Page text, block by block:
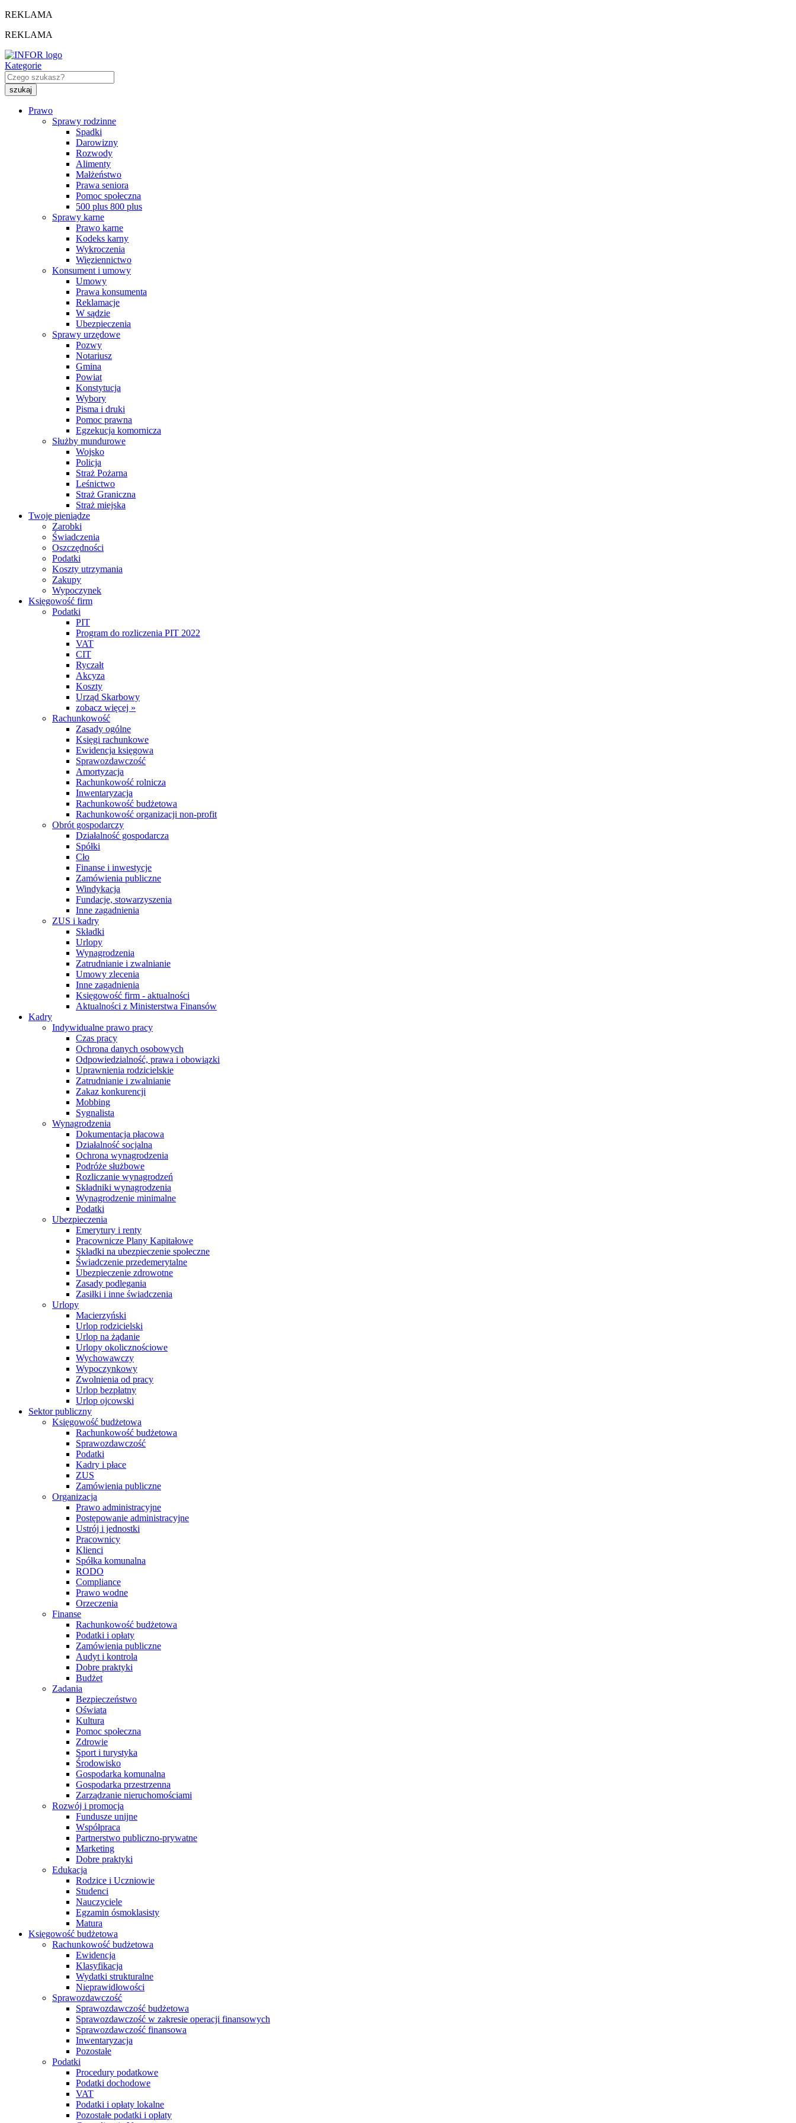
REKLAMA
REKLAMA
Kategorie
Prawo
Sprawy rodzinne
Spadki
Darowizny
Rozwody
Alimenty
Małżeństwo
Prawa seniora
Pomoc społeczna
500 plus 800 plus
Sprawy karne
Prawo karne
Kodeks karny
Wykroczenia
Więziennictwo
Konsument i umowy
Umowy
Prawa konsumenta
Reklamacje
W sądzie
Ubezpieczenia
Sprawy urzędowe
Pozwy
Notariusz
Gmina
Powiat
Konstytucja
Wybory
Pisma i druki
Pomoc prawna
Egzekucja komornicza
Służby mundurowe
Wojsko
Policja
Straż Pożarna
Leśnictwo
Straż Graniczna
Straż miejska
Twoje pieniądze
Zarobki
Świadczenia
Oszczędności
Podatki
Koszty utrzymania
Zakupy
Wypoczynek
Księgowość firm
Podatki
PIT
Program do rozliczenia PIT 2022
VAT
CIT
Ryczałt
Akcyza
Koszty
Urząd Skarbowy
zobacz więcej »
Rachunkowość
Zasady ogólne
Księgi rachunkowe
Ewidencja księgowa
Sprawozdawczość
Amortyzacja
Rachunkowość rolnicza
Inwentaryzacja
Rachunkowość budżetowa
Rachunkowość organizacji non-profit
Obrót gospodarczy
Działalność gospodarcza
Spółki
Cło
Finanse i inwestycje
Zamówienia publiczne
Windykacja
Fundacje, stowarzyszenia
Inne zagadnienia
ZUS i kadry
Składki
Urlopy
Wynagrodzenia
Zatrudnianie i zwalnianie
Umowy zlecenia
Inne zagadnienia
Księgowość firm - aktualności
Aktualności z Ministerstwa Finansów
Kadry
Indywidualne prawo pracy
Czas pracy
Ochrona danych osobowych
Odpowiedzialność, prawa i obowiązki
Uprawnienia rodzicielskie
Zatrudnianie i zwalnianie
Zakaz konkurencji
Mobbing
Sygnalista
Wynagrodzenia
Dokumentacja płacowa
Działalność socjalna
Ochrona wynagrodzenia
Podróże służbowe
Rozliczanie wynagrodzeń
Składniki wynagrodzenia
Wynagrodzenie minimalne
Podatki
Ubezpieczenia
Emerytury i renty
Pracownicze Plany Kapitałowe
Składki na ubezpieczenie społeczne
Świadczenie przedemerytalne
Ubezpieczenie zdrowotne
Zasady podlegania
Zasiłki i inne świadczenia
Urlopy
Macierzyński
Urlop rodzicielski
Urlop na żądanie
Urlopy okolicznościowe
Wychowawczy
Wypoczynkowy
Zwolnienia od pracy
Urlop bezpłatny
Urlop ojcowski
Sektor publiczny
Księgowość budżetowa
Rachunkowość budżetowa
Sprawozdawczość
Podatki
Kadry i płace
ZUS
Zamówienia publiczne
Organizacja
Prawo administracyjne
Postępowanie administracyjne
Ustrój i jednostki
Pracownicy
Klienci
Spółka komunalna
RODO
Compliance
Prawo wodne
Orzeczenia
Finanse
Rachunkowość budżetowa
Podatki i opłaty
Zamówienia publiczne
Audyt i kontrola
Dobre praktyki
Budżet
Zadania
Bezpieczeństwo
Oświata
Kultura
Pomoc społeczna
Zdrowie
Sport i turystyka
Środowisko
Gospodarka komunalna
Gospodarka przestrzenna
Zarządzanie nieruchomościami
Rozwój i promocja
Fundusze unijne
Współpraca
Partnerstwo publiczno-prywatne
Marketing
Dobre praktyki
Edukacja
Rodzice i Uczniowie
Studenci
Nauczyciele
Egzamin ósmoklasisty
Matura
Księgowość budżetowa
Rachunkowość budżetowa
Ewidencja
Klasyfikacja
Wydatki strukturalne
Nieprawidłowości
Sprawozdawczość
Sprawozdawczość budżetowa
Sprawozdawczość w zakresie operacji finansowych
Sprawozdawczość finansowa
Inwentaryzacja
Pozostałe
Podatki
Procedury podatkowe
Podatki dochodowe
VAT
Podatki i opłaty lokalne
Pozostałe podatki i opłaty